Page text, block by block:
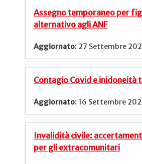
Assegno temporaneo per
alternativo agli ANF
27 Settembre
Contagio Covid e inidoneità
16 Settembre
Invalidità civile:
per gli extracomunitari